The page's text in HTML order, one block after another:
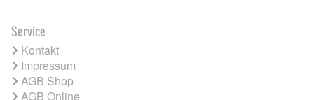
Service
Kontakt
Impressum
AGB Shop
AGB Online